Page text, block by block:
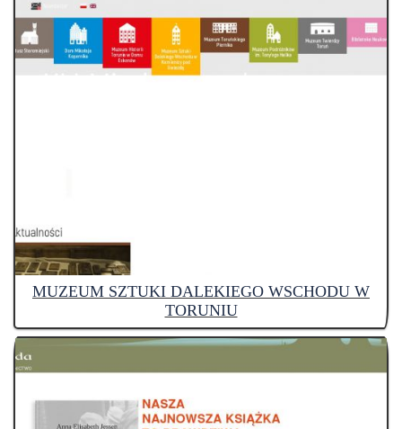
MUZEUM SZTUKI DALEKIEGO WSCHODU W
TORUNIU